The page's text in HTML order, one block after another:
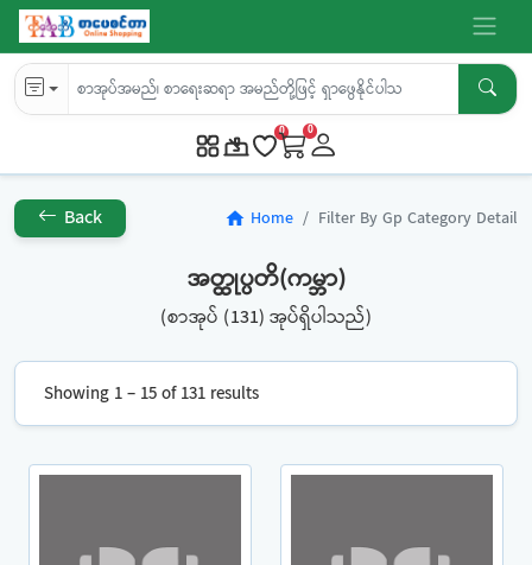
0 0
Back home Home Filter By Gp Category Detail
အတ္ထုပ္ပတိ(ကမ္ဘာ)
(စာအုပ် (131) အုပ်ရှိပါသည်)
Showing 1 – 15 of 131 results